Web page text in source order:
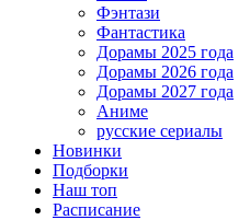
Фэнтази
Фантастика
Дорамы 2025 года
Дорамы 2026 года
Дорамы 2027 года
Аниме
русские сериалы
Новинки
Подборки
Наш топ
Расписание